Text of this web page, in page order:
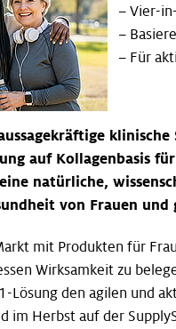
– Vier-
–
– Für
auf Kollagenbasis
natürliche,
von Frauen
mit Produkten für
Wirksamkeit zu
den agilen und
im Herbst auf der